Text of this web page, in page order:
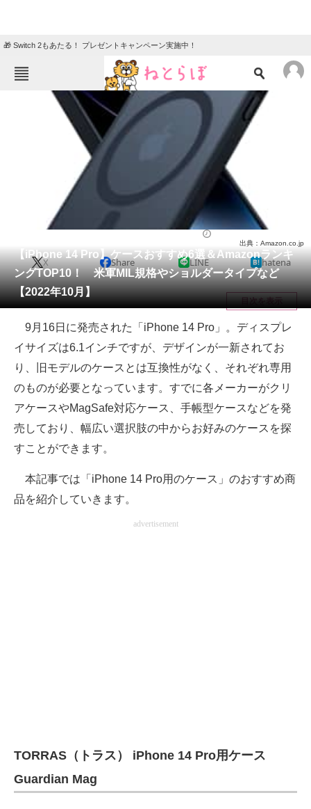
🎁 Switch 2もあたる！ プレゼントキャンペーン実施中！
ねとらぼメニュー
地域
教育・育児
リサーチ
会員記事
メディア
注目記事を集めた総合ページ
ITの今と未来を見通す
スマホと通信の最新トレンド
進化するPCとデバイスの未来
好きが集まる 比べて選べる
エレクトロニクス専門サイト
電子設計の基本と応用
【iPhone 14 Pro】ケースおすすめ6選＆Amazonランキ
ングTOP10！ 米軍MIL規格やショルダータイプなど
【2022年10月】
出典：Amazon.co.jp
X Share LINE hatena
目次を表示
9月16日に発売された「iPhone 14 Pro」。ディスプレ
イサイズは6.1インチですが、デザインが一新されてお
り、旧モデルのケースとは互換性がなく、それぞれ専用
のものが必要となっています。すでに各メーカーがクリ
アケースやMagSafe対応ケース、手帳型ケースなどを発
売しており、幅広い選択肢の中からお好みのケースを探
すことができます。
本記事では「iPhone 14 Pro用のケース」のおすすめ商
品を紹介していきます。
advertisement
TORRAS（トラス） iPhone 14 Pro用ケース
Guardian Mag